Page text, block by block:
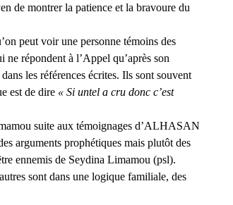
de montrer la patience et la bravoure du
peut voir une personne témoins des
répondent à l’Appel qu’après son
les références écrites. Ils sont souvent
est de dire « Si untel a cru donc c’est
suite aux témoignages d’ALHASAN
arguments prophétiques mais plutôt des
ennemis de Seydina Limamou (psl).
sont dans une logique familiale, des